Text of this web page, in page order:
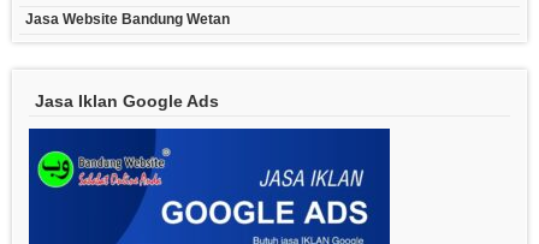
Jasa Website Bandung Wetan
Jasa Iklan Google Ads